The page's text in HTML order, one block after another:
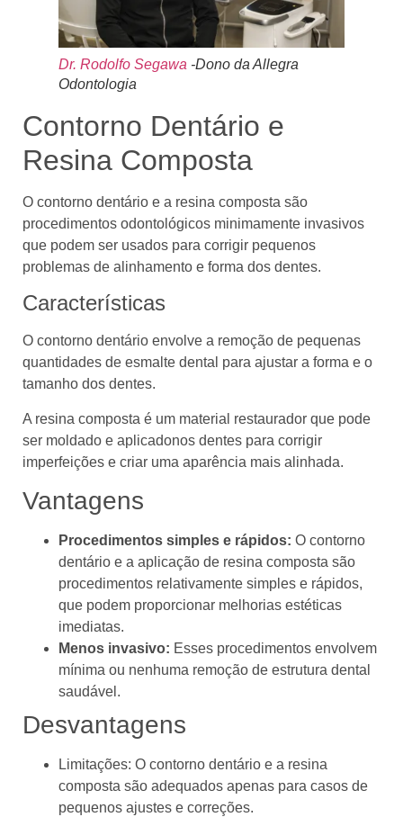
Dr. Rodolfo Segawa -Dono da Allegra
Odontologia
Contorno Dentário e
Resina Composta
O contorno dentário e a resina composta são
procedimentos odontológicos minimamente invasivos
que podem ser usados para corrigir pequenos
problemas de alinhamento e forma dos dentes.
Características
O contorno dentário envolve a remoção de pequenas
quantidades de esmalte dental para ajustar a forma e o
tamanho dos dentes.
A resina composta é um material restaurador que pode
ser moldado e aplicadonos dentes para corrigir
imperfeições e criar uma aparência mais alinhada.
Vantagens
Procedimentos simples e rápidos: O contorno
dentário e a aplicação de resina composta são
procedimentos relativamente simples e rápidos,
que podem proporcionar melhorias estéticas
imediatas.
Menos invasivo: Esses procedimentos envolvem
mínima ou nenhuma remoção de estrutura dental
saudável.
Desvantagens
Limitações: O contorno dentário e a resina
composta são adequados apenas para casos de
pequenos ajustes e correções.